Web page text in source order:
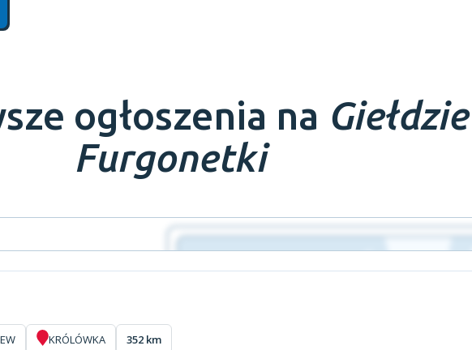
ogłoszenia na Giełdzie
Furgonetki
KRÓLÓWKA 352 km